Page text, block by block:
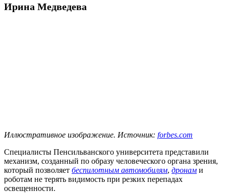
Ирина Медведева
Иллюстративное изображение. Источник: forbes.com
Специалисты Пенсильванского университета представили
механизм, созданный по образу человеческого органа зрения,
который позволяет беспилотным автомобилям, дронам и
роботам не терять видимость при резких перепадах
освещенности.